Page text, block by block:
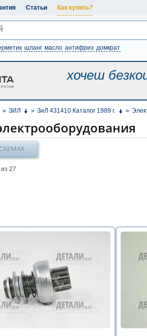
Статьи Как купить?
шланг масло антифриз домкрат
хочеш
» ЗИЛ » ЗиЛ 431410 Каталог 1989 г. »
из 27